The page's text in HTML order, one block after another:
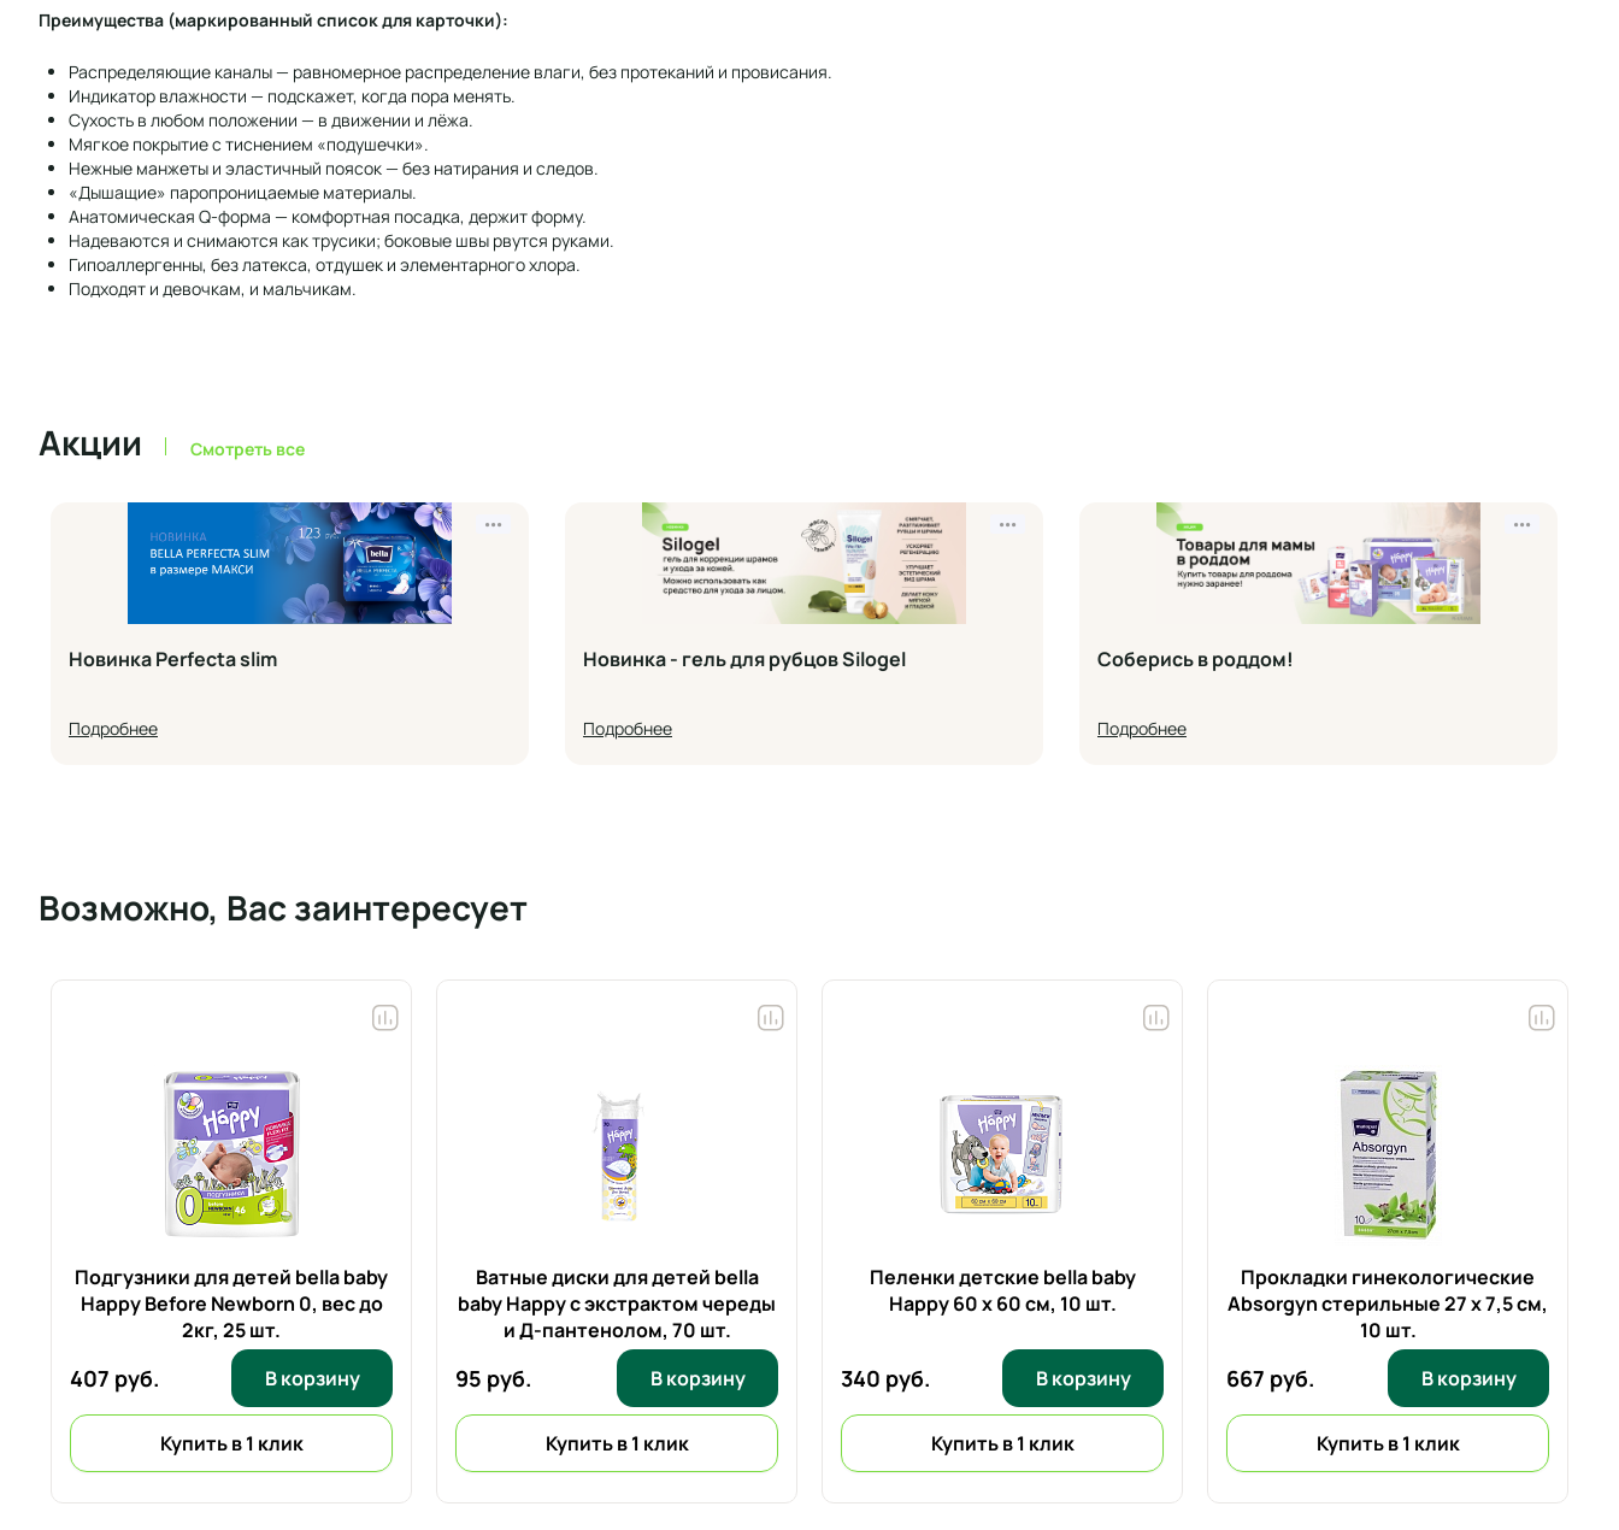
Преимущества (маркированный список для карточки):
Распределяющие каналы — равномерное распределение влаги, без протеканий и провисания.
Индикатор влажности — подскажет, когда пора менять.
Сухость в любом положении — в движении и лёжа.
Мягкое покрытие с тиснением «подушечки».
Нежные манжеты и эластичный поясок — без натирания и следов.
«Дышащие» паропроницаемые материалы.
Анатомическая Q-форма — комфортная посадка, держит форму.
Надеваются и снимаются как трусики; боковые швы рвутся руками.
Гипоаллергенны, без латекса, отдушек и элементарного хлора.
Подходят и девочкам, и мальчикам.
Акции Смотреть все
•••
Новинка Perfecta slim
Подробнее
•••
Новинка - гель для рубцов Silogel
Подробнее
•••
Соберись в роддом!
Подробнее
Возможно, Вас заинтересует
Подгузники для детей bella baby
Happy Before Newborn 0, вес до
2кг, 25 шт.
407 руб. В корзину
Купить в 1 клик
Ватные диски для детей bella
baby Happy с экстрактом череды
и Д-пантенолом, 70 шт.
95 руб. В корзину
Купить в 1 клик
Пеленки детские bella baby
Happy 60 x 60 см, 10 шт.
340 руб. В корзину
Купить в 1 клик
Прокладки гинекологические
Absorgyn стерильные 27 x 7,5 см,
10 шт.
667 руб. В корзину
Купить в 1 клик